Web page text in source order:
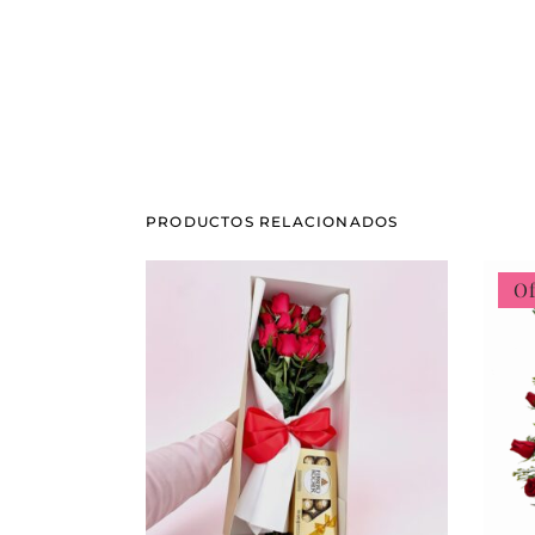
PRODUCTOS RELACIONADOS